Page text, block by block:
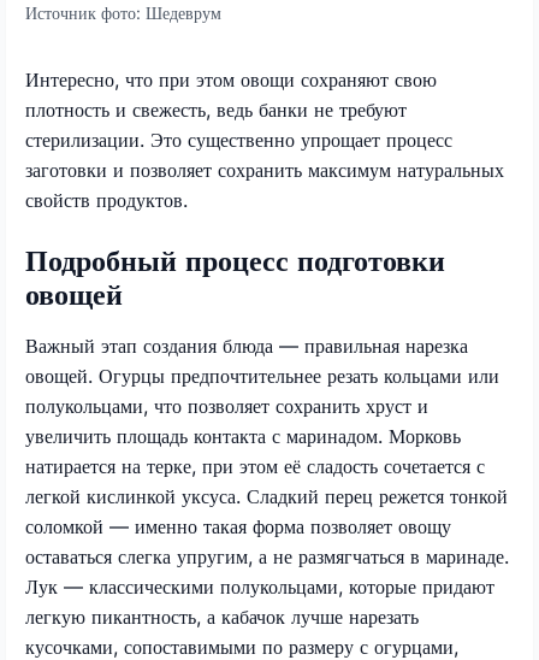
Источник фото: Шедеврум
Интересно, что при этом овощи сохраняют свою
плотность и свежесть, ведь банки не требуют
стерилизации. Это существенно упрощает процесс
заготовки и позволяет сохранить максимум натуральных
свойств продуктов.
Подробный процесс подготовки
овощей
Важный этап создания блюда — правильная нарезка
овощей. Огурцы предпочтительнее резать кольцами или
полукольцами, что позволяет сохранить хруст и
увеличить площадь контакта с маринадом. Морковь
натирается на терке, при этом её сладость сочетается с
легкой кислинкой уксуса. Сладкий перец режется тонкой
соломкой — именно такая форма позволяет овощу
оставаться слегка упругим, а не размягчаться в маринаде.
Лук — классическими полукольцами, которые придают
легкую пикантность, а кабачок лучше нарезать
кусочками, сопоставимыми по размеру с огурцами,